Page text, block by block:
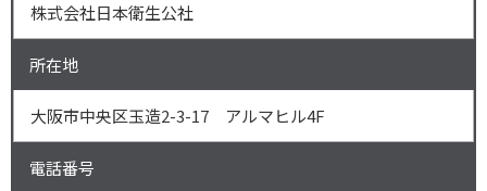
株式会社日本衛生公社
所在地
大阪市中央区玉造2-3-17 アルマヒル4F
電話番号